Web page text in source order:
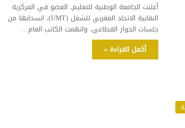
أعلنت الجامعة الوطنية للتعليم، العضو في المركزية
النقابية الاتحاد المغربي للشغل (UMT)، انسحابها من
جلسات الحوار القطاعي، واتهمت الكاتب العام…
أكمل القراءة »